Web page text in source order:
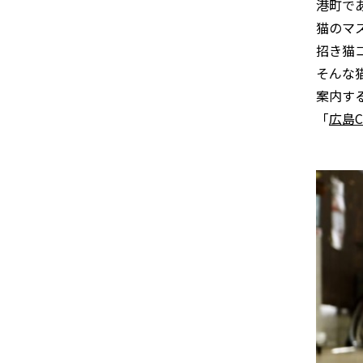
港町で
猫のマ
招き猫
そんな
案内す
「広島